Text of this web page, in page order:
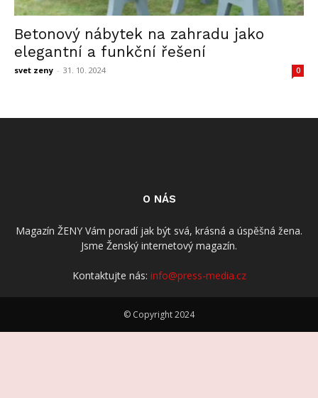
Betonový nábytek na zahradu jako
elegantní a funkční řešení
svet zeny - 31. 10. 2024 0
O NÁS
Magazín ŽENY Vám poradí jak být svá, krásná a úspěšná žena.
Jsme Ženský internetový magazín.
Kontaktujte nás: info@press-media.cz
© Copyright 2024